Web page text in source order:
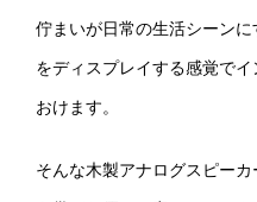
佇まいが日常の生活シーン
をディスプレイする感覚で
おけます。
そんな木製アナログスピー